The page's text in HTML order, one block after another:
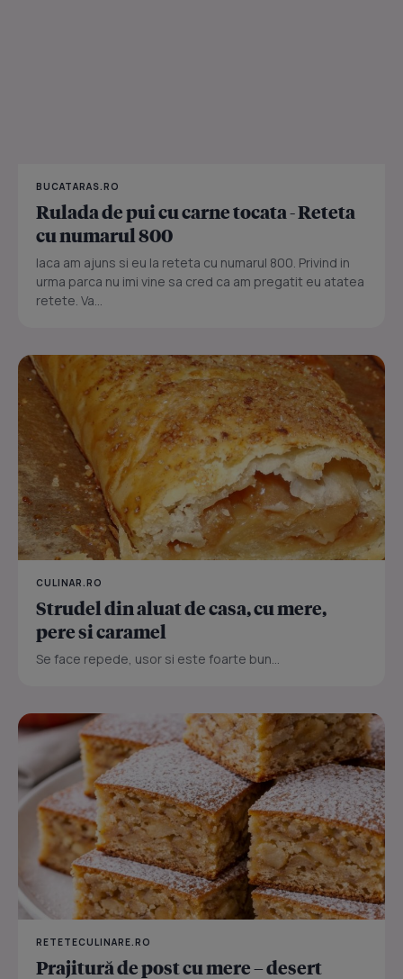
BUCATARAS.RO
Rulada de pui cu carne tocata - Reteta
cu numarul 800
Iaca am ajuns si eu la reteta cu numarul 800. Privind in
urma parca nu imi vine sa cred ca am pregatit eu atatea
retete. Va...
CULINAR.RO
Strudel din aluat de casa, cu mere,
pere si caramel
Se face repede, usor si este foarte bun...
RETETECULINARE.RO
Prajitură de post cu mere – desert